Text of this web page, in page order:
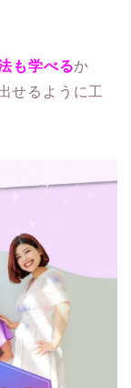
も学べるか
せるように工